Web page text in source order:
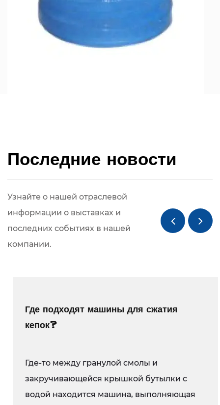
возможности запечатывания крышек и
соответствовать строгим стандартам качества,
автоматическая фальцевальная машина с
Последние новости
Узнайте о нашей отраслевой
информации о выставках и
последних событиях в нашей
компании.
Где подходят машины для сжатия
кепок?
Где-то между гранулой смолы и
закручивающейся крышкой бутылки с
водой находится машина, выполняющая